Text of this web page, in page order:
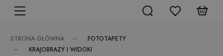
STRONA GŁÓWNA
FOTOTAPETY
KRAJOBRAZY I WIDOKI